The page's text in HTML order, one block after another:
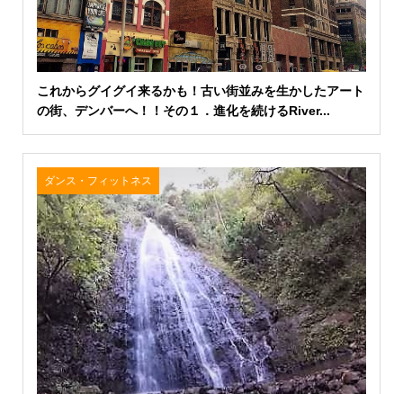
これからグイグイ来るかも！古い街並みを生かしたアート
の街、デンバーへ！！その１．進化を続けるRiver...
ダンス・フィットネス